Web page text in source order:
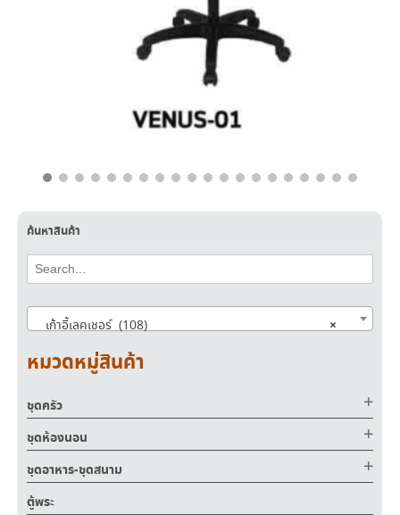
ค้นหาสินค้า
×
เก้าอี้เลคเชอร์ (108)
หมวดหมู่สินค้า
ชุดครัว
ชุดห้องนอน
ชุดอาหาร-ชุดสนาม
ตู้พระ